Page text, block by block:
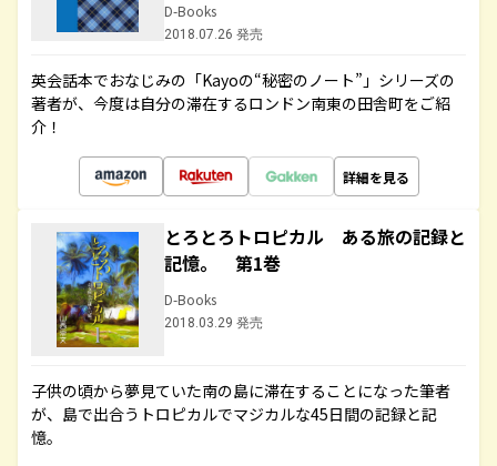
D-Books
2018.07.26 発売
英会話本でおなじみの「Kayoの“秘密のノート”」シリーズの
著者が、今度は自分の滞在するロンドン南東の田舎町をご紹
介！
詳細を見る
とろとろトロピカル ある旅の記録と
記憶。 第1巻
D-Books
2018.03.29 発売
子供の頃から夢見ていた南の島に滞在することになった筆者
が、島で出合うトロピカルでマジカルな45日間の記録と記
憶。